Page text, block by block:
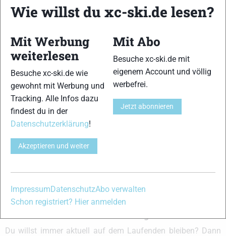
und allem was du sonst noch über deine Lieblingssportarten
Skilanglauf
-Anfänger oder Profi-Sportler, wir haben
immer ein offenes Ohr für dich! Du kannst uns jederzeit über
dasKontaktformularerreichen.
Partner
xc-ski.de in Social Media
instagramfacebookspotify x youtube
Du willst immer aktuell auf dem Laufenden bleiben? Dann
Wie willst du xc-ski.de lesen?
Mit Werbung
weiterlesen
Besuche xc-ski.de wie
gewohnt mit Werbung und
Tracking. Alle Infos dazu
findest du in der
Datenschutzerklärung!
Akzeptieren und weiter
Mit Abo
Besuche xc-ski.de mit
eigenem Account und völlig
werbefrei.
Jetzt abonnieren
ImpressumDatenschutzAbo verwalten
Schon registriert? Hier anmelden